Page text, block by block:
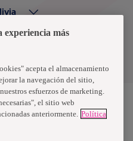
de datos
compañía global líder en
de personas, en todo el
experiencia más
acepta el almacenamiento
la navegación del sitio,
esfuerzos de marketing.
el sitio web
anteriormente. Política